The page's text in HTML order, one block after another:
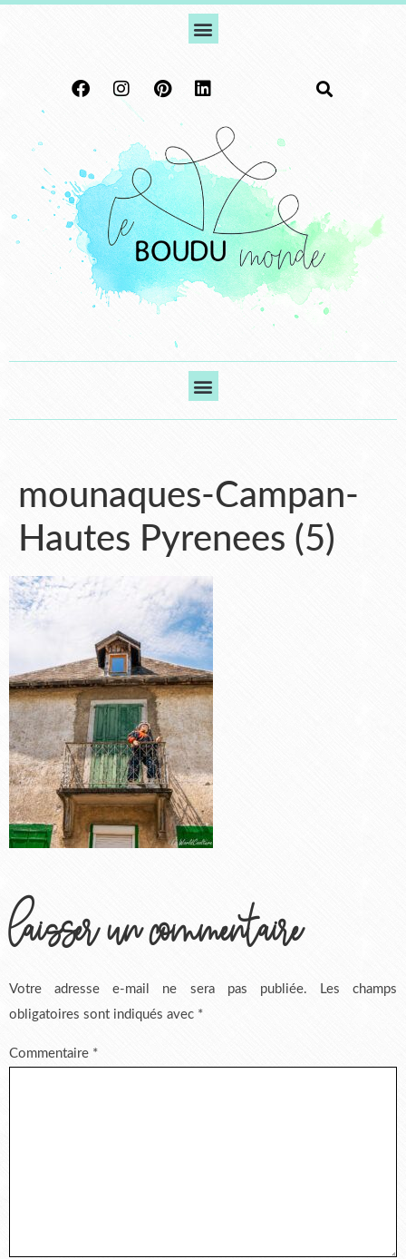
mounaques-Campan-
Hautes Pyrenees (5)
laisser un commentaire
Votre adresse e-mail ne sera pas publiée.
Les champs
obligatoires sont indiqués avec *
Commentaire *